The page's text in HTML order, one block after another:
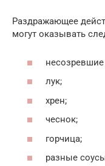
Раздражающее
могут оказывать
лук;
хрен;
чеснок;
горчица;
разные